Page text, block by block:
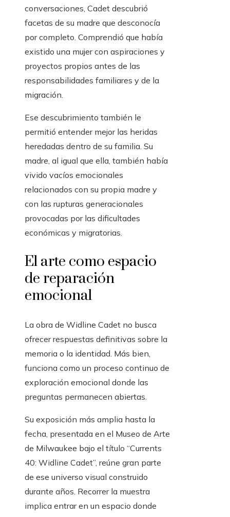
conversaciones, Cadet descubrió
facetas de su madre que desconocía
por completo. Comprendió que había
existido una mujer con aspiraciones y
proyectos propios antes de las
responsabilidades familiares y de la
migración.
Ese descubrimiento también le
permitió entender mejor las heridas
heredadas dentro de su familia. Su
madre, al igual que ella, también había
vivido vacíos emocionales
relacionados con su propia madre y
con las rupturas generacionales
provocadas por las dificultades
económicas y migratorias.
El arte como espacio
de reparación
emocional
La obra de Widline Cadet no busca
ofrecer respuestas definitivas sobre la
memoria o la identidad. Más bien,
funciona como un proceso continuo de
exploración emocional donde las
preguntas permanecen abiertas.
Su exposición más amplia hasta la
fecha, presentada en el Museo de Arte
de Milwaukee bajo el título “Currents
40: Widline Cadet”, reúne gran parte
de ese universo visual construido
durante años. Recorrer la muestra
implica entrar en un espacio donde